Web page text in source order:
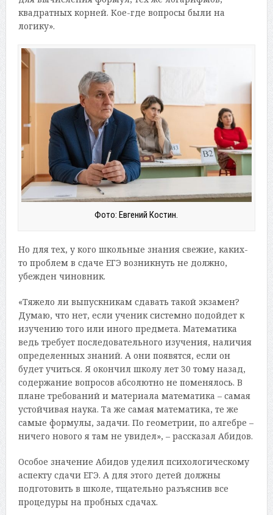
квадратных корней. Кое-где вопросы были на
логику».
Фото: Евгений Костин.
Но для тех, у кого школьные знания свежие, каких-
то проблем в сдаче ЕГЭ возникнуть не должно,
убежден чиновник.
«Тяжело ли выпускникам сдавать такой экзамен?
Думаю, что нет, если ученик системно подойдет к
изучению того или иного предмета. Математика
ведь требует последовательного изучения, наличия
определенных знаний. А они появятся, если он
будет учиться. Я окончил школу лет 30 тому назад,
содержание вопросов абсолютно не поменялось. В
плане требований и материала математика – самая
устойчивая наука. Та же самая математика, те же
самые формулы, задачи. По геометрии, по алгебре –
ничего нового я там не увидел», – рассказал Абидов.
Особое значение Абидов уделил психологическому
аспекту сдачи ЕГЭ. А для этого детей должны
подготовить в школе, тщательно разъяснив все
процедуры на пробных сдачах.